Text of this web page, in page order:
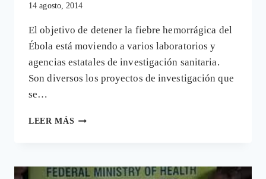
14 agosto, 2014
El objetivo de detener la fiebre hemorrágica del
Ébola está moviendo a varios laboratorios y
agencias estatales de investigación sanitaria.
Son diversos los proyectos de investigación que
se…
LEER MÁS TODOS
SE